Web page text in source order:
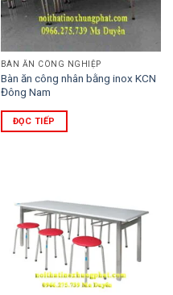
BÀN ĂN CÔNG NGHIỆP
Bàn ăn công nhân bằng inox KCN
Đông Nam
ĐỌC TIẾP